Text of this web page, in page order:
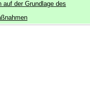
auf der Grundlage des